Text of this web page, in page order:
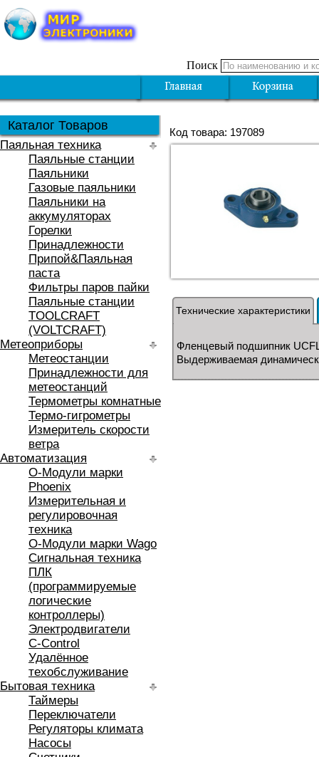
Поиск
Каталог Товаров
Паяльная техника
Паяльные станции
Паяльники
Газовые паяльники
Паяльники на
аккумуляторах
Горелки
Принадлежности
Припой&Паяльная
паста
Фильтры паров пайки
Паяльные станции
TOOLCRAFT
(VOLTCRAFT)
Метеоприборы
Метеостанции
Принадлежности для
метеостанций
Термометры комнатные
Термо-гигрометры
Измеритель скорости
ветра
Автоматизация
O-Модули марки
Phoenix
Измерительная и
регулировочная
техника
O-Модули марки Wago
Сигнальная техника
ПЛК
(программируемые
логические
контроллеры)
Электродвигатели
C-Control
Удалённое
техобслуживание
Бытовая техника
Таймеры
Переключатели
Регуляторы климата
Насосы
Код товара: 197089
Технические характеристики
Фленцевый подшипник
Выдерживаемая